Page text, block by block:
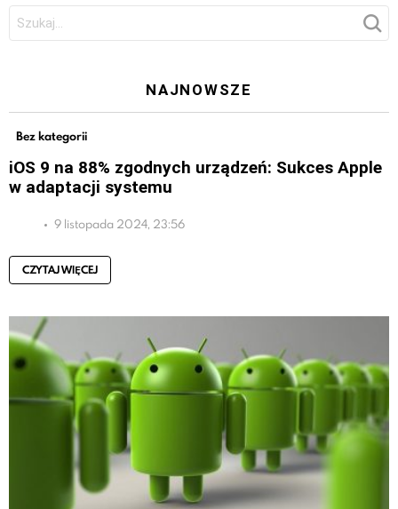
Szukaj:
NAJNOWSZE
Bez kategorii
iOS 9 na 88% zgodnych urządzeń: Sukces Apple
w adaptacji systemu
9 listopada 2024, 23:56
CZYTAJ WIĘCEJ